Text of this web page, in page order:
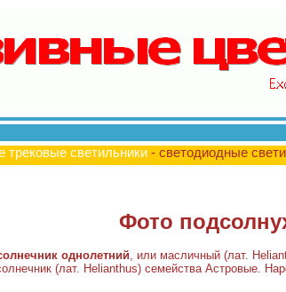
трековые светильники - светодиодные
Фото
однолетний, или масличный (лат.
(лат. Helianthus) семейства Астровые.